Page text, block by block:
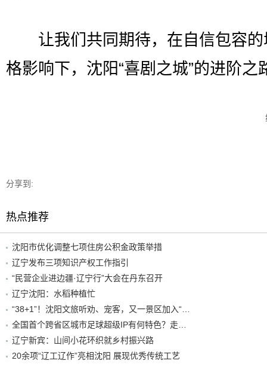
让我们共同期待，在自信包容的
格影响下，沈阳“喜剧之城”的进阶之
分享到:
热点推荐
沈阳市优化调整七项住房公积金政策举措
辽宁发布三项知识产权工作指引
“民营企业进边疆·辽宁行”大会在丹东召开
辽宁沈阳：水稻种植忙
辽宁新宾：山间小花环织就乡村振兴路
20余项“辽工辽作”亮相沈阳 展现优秀传统工艺